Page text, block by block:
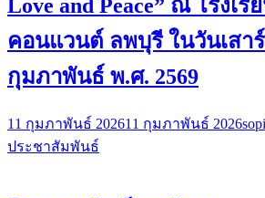
Love and Peace” ณ โรงเ
คอนแวนต์ ลพบุรี ในวันเสา
กุมภาพันธ์ พ.ศ. 2569
11 กุมภาพันธ์ 202611 กุมภาพันธ์ 2026
ประชาสัมพันธ์